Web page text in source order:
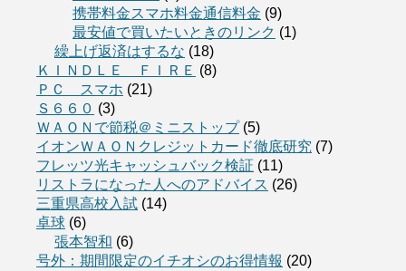
携帯料金スマホ料金通信料金 (9)
最安値で買いたいときのリンク (1)
繰上げ返済はするな (18)
ＫＩＮＤＬＥ ＦＩＲＥ (8)
ＰＣ スマホ (21)
Ｓ６６０ (3)
ＷＡＯＮで節税＠ミニストップ(5)
イオンＷＡＯＮクレジットカード徹底研究 (7)
フレッツ光キャッシュバック検証 (11)
リストラになった人へのアドバイス (26)
三重県高校入試 (14)
卓球 (6)
張本智和 (6)
号外：期間限定のイチオシのお得情報 (20)